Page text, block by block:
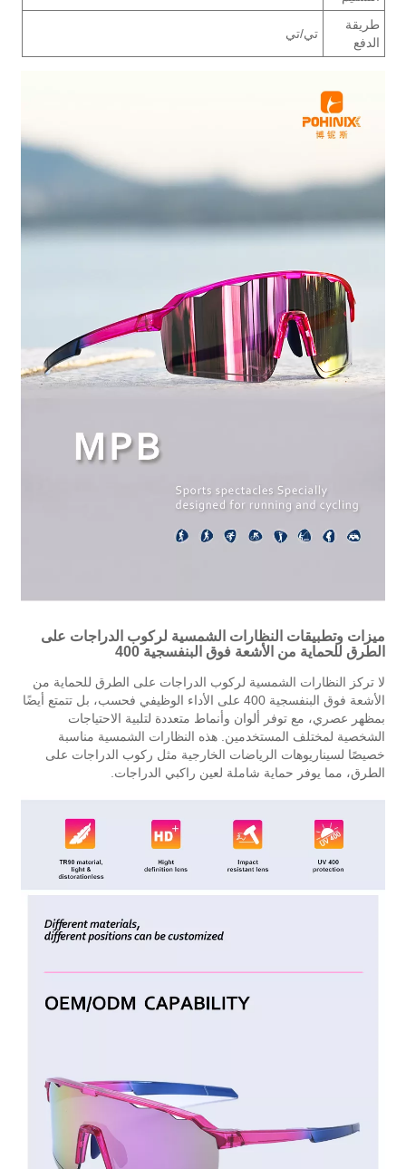
طريقة
الدفع
تي/تي
ميزات وتطبيقات النظارات الشمسية لركوب الدراجات على
الطرق للحماية من الأشعة فوق البنفسجية 400
لا تركز النظارات الشمسية لركوب الدراجات على الطرق للحماية من
الأشعة فوق البنفسجية 400 على الأداء الوظيفي فحسب، بل تتمتع أيضًا
بمظهر عصري، مع توفر ألوان وأنماط متعددة لتلبية الاحتياجات
الشخصية لمختلف المستخدمين. هذه النظارات الشمسية مناسبة
خصيصًا لسيناريوهات الرياضات الخارجية مثل ركوب الدراجات على
الطرق، مما يوفر حماية شاملة لعين راكبي الدراجات.